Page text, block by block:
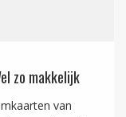
zo makkelijk
van